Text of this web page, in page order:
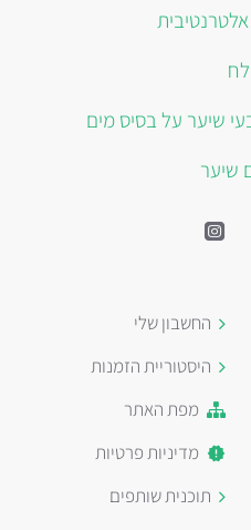
שיער
החשבון שלי
היסטוריית הזמנות
מפת האתר
מדיניות פרטיות
תוכנית שותפים